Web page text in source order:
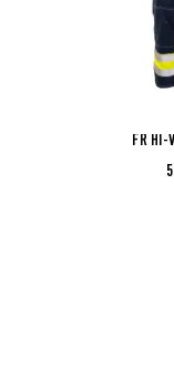
FR HI-